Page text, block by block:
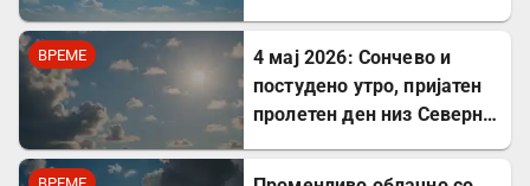
ВРЕМЕ
4 мај 2026: Сончево и
постудено утро, пријатен
пролетен ден низ Северна